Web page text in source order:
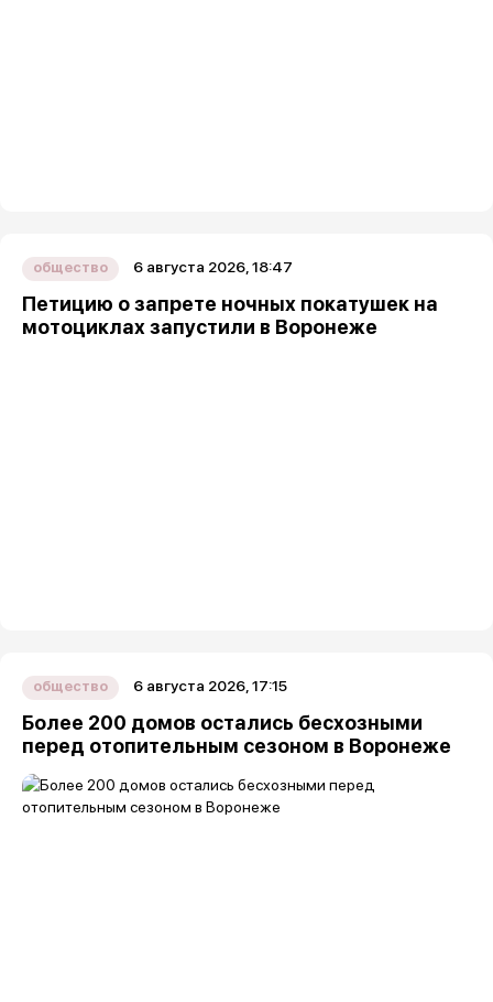
общество 6 августа 2026, 18:47
Петицию о запрете ночных покатушек на
мотоциклах запустили в Воронеже
общество 6 августа 2026, 17:15
Более 200 домов остались бесхозными
перед отопительным сезоном в Воронеже